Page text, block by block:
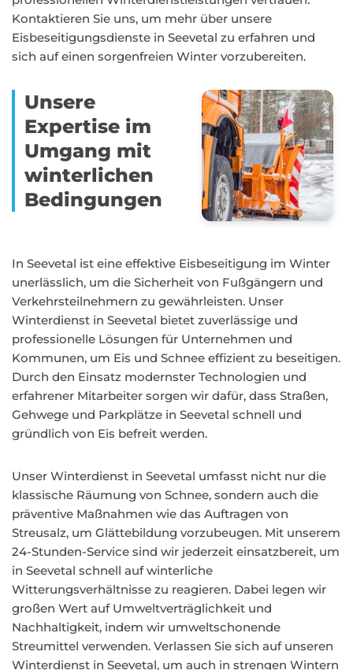
Kontaktieren Sie uns, um mehr über unsere
Eisbeseitigungsdienste in Seevetal zu erfahren und
sich auf einen sorgenfreien Winter vorzubereiten.
Unsere
Expertise im
Umgang mit
winterlichen
Bedingungen
In Seevetal ist eine effektive Eisbeseitigung im Winter
unerlässlich, um die Sicherheit von Fußgängern und
Verkehrsteilnehmern zu gewährleisten. Unser
Winterdienst in Seevetal bietet zuverlässige und
professionelle Lösungen für Unternehmen und
Kommunen, um Eis und Schnee effizient zu beseitigen.
Durch den Einsatz modernster Technologien und
erfahrener Mitarbeiter sorgen wir dafür, dass Straßen,
Gehwege und Parkplätze in Seevetal schnell und
gründlich von Eis befreit werden.
Unser Winterdienst in Seevetal umfasst nicht nur die
klassische Räumung von Schnee, sondern auch die
präventive Maßnahmen wie das Auftragen von
Streusalz, um Glättebildung vorzubeugen. Mit unserem
24-Stunden-Service sind wir jederzeit einsatzbereit, um
in Seevetal schnell auf winterliche
Witterungsverhältnisse zu reagieren. Dabei legen wir
großen Wert auf Umweltverträglichkeit und
Nachhaltigkeit, indem wir umweltschonende
Streumittel verwenden. Verlassen Sie sich auf unseren
Winterdienst in Seevetal, um auch in strengen Wintern